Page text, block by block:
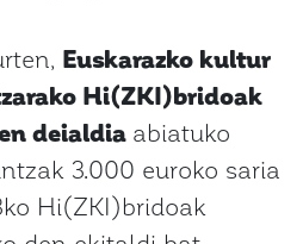
Euskarazko kultur
Hi(ZKI)bridoak
deialdia abiatuko
3.000 euroko saria
Hi(ZKI)bridoak